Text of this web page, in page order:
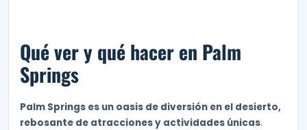
Qué ver y qué hacer en Palm
Springs
Palm Springs es un oasis de diversión en el desierto,
rebosante de atracciones y actividades únicas.